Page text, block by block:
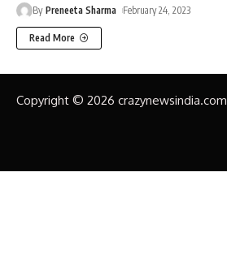
By Preneeta Sharma February 24, 2023
Read More
Copyright © 2026 crazynewsindia.com